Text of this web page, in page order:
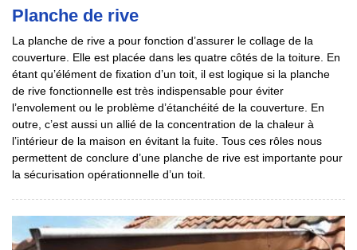
Planche de rive
La planche de rive a pour fonction d’assurer le collage de la
couverture. Elle est placée dans les quatre côtés de la toiture. En
étant qu’élément de fixation d’un toit, il est logique si la planche
de rive fonctionnelle est très indispensable pour éviter
l’envolement ou le problème d’étanchéité de la couverture. En
outre, c’est aussi un allié de la concentration de la chaleur à
l’intérieur de la maison en évitant la fuite. Tous ces rôles nous
permettent de conclure d’une planche de rive est importante pour
la sécurisation opérationnelle d’un toit.